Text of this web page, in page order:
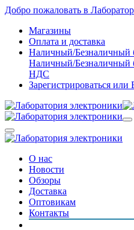
Добро пожаловать в
Магазины
Оплата и доставка
Наличный/Безналичный
Наличный/Безналичный
НДС
Зарегистрироваться или
О нас
Новости
Обзоры
Доставка
Оптовикам
Контакты